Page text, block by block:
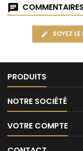
SOYEZ
PRODUITS
NOTRE SOCIÉTÉ
VOTRE COMPTE